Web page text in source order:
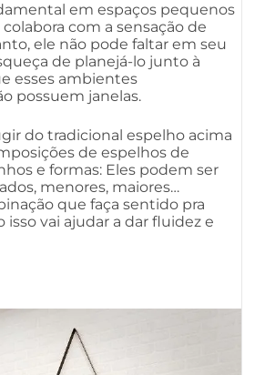
em espaços pequenos
com a sensação de
ele não pode faltar em seu
de planejá-lo junto à
esses ambientes
possuem janelas.
do tradicional espelho acima
de espelhos de
e formas: Eles podem ser
menores, maiores…
que faça sentido pra
isso vai ajudar a dar fluidez e